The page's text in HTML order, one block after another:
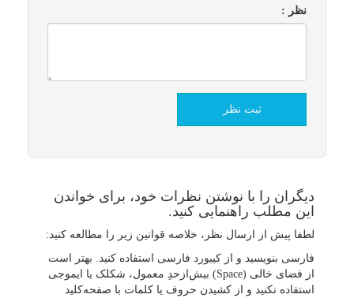
نظر :
دیگران را با نوشتن نظرات خود، برای خواندن
این مطلب راهنمایی کنید.
لطفا پیش از ارسال نظر، خلاصه قوانین زیر را مطالعه کنید:
فارسی بنویسید و از کیبورد فارسی استفاده کنید. بهتر است
از فضای خالی (Space) بیش‌از‌حدِ معمول، شکلک یا ایموجی
استفاده نکنید و از کشیدن حروف یا کلمات با صفحه‌کلید